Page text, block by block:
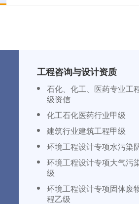
工程咨询与设计资质
石化、化工、医药专业工
级资信
化工石化医药行业甲级
建筑行业建筑工程甲级
环境工程设计专项水污染
环境工程设计专项大气污
级
环境工程设计专项固体废
程乙级